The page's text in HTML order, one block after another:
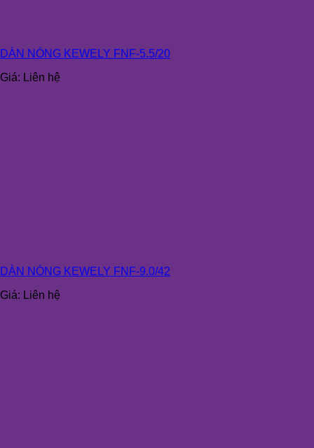
DÀN NÓNG KEWELY FNF-5.5/20
Giá: Liên hệ
DÀN NÓNG KEWELY FNF-9.0/42
Giá: Liên hệ